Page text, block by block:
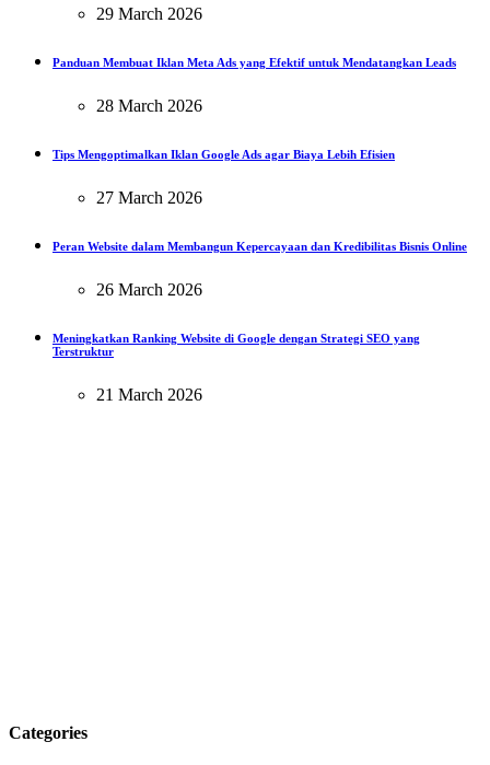
29 March 2026
Panduan Membuat Iklan Meta Ads yang Efektif untuk Mendatangkan Leads
28 March 2026
Tips Mengoptimalkan Iklan Google Ads agar Biaya Lebih Efisien
27 March 2026
Peran Website dalam Membangun Kepercayaan dan Kredibilitas Bisnis Online
26 March 2026
Meningkatkan Ranking Website di Google dengan Strategi SEO yang
Terstruktur
21 March 2026
Categories